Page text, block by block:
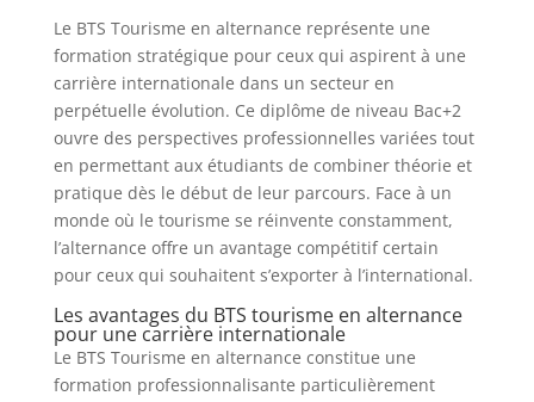
Le BTS Tourisme en alternance représente une
formation stratégique pour ceux qui aspirent à une
carrière internationale dans un secteur en
perpétuelle évolution. Ce diplôme de niveau Bac+2
ouvre des perspectives professionnelles variées tout
en permettant aux étudiants de combiner théorie et
pratique dès le début de leur parcours. Face à un
monde où le tourisme se réinvente constamment,
l’alternance offre un avantage compétitif certain
pour ceux qui souhaitent s’exporter à l’international.
Les avantages du BTS tourisme en alternance
pour une carrière internationale
Le BTS Tourisme en alternance constitue une
formation professionnalisante particulièrement